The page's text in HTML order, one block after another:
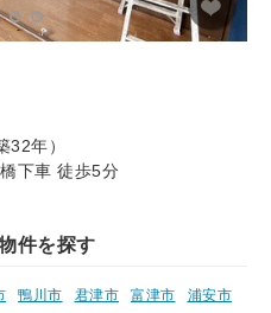
年）
下車 徒歩5分
件を探す
鴨川市 君津市 富津市
浦安市